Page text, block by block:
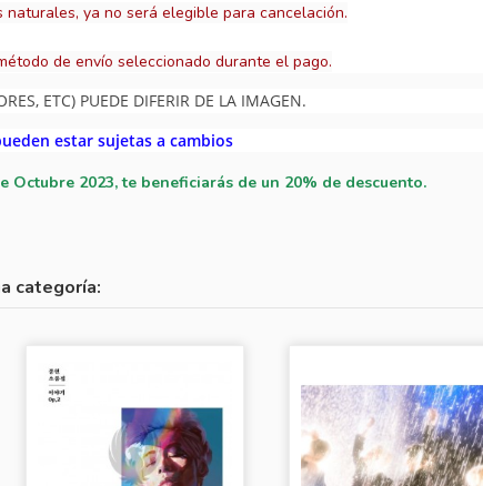
ya no será elegible para cancelación.
de envío seleccionado durante el pago.
ETC) PUEDE DIFERIR DE LA IMAGEN.
estar sujetas a cambios
Octubre 2023, te beneficiarás de un 20% de descuento.
categoría: